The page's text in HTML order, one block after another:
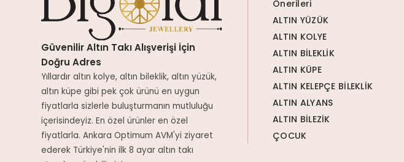
Güvenilir Altın Takı Alışverişi İçin
Doğru Adres
Yıllardır altın kolye, altın bileklik, altın yüzük,
altın küpe gibi pek çok ürünü en uygun
fiyatlarla sizlerle buluşturmanın mutluluğu
içerisindeyiz. En özel ürünler en özel
fiyatlarla. Ankara Optimum AVM'yi ziyaret
ederek Türkiye'nin ilk 8 ayar altın takı
Önerileri
ALTIN YÜZÜK
ALTIN KOLYE
ALTIN BİLEKLİK
ALTIN KÜPE
ALTIN KELEPÇE BİLEKLİK
ALTIN ALYANS
ALTIN BİLEZİK
ÇOCUK